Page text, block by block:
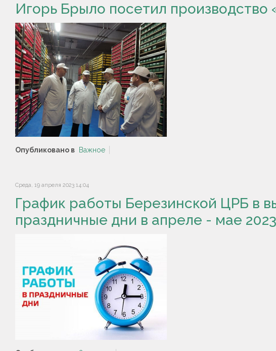
Игорь Брыло посетил
Опубликовано в Важное
Среда, 19 апреля 2023 14:04
График работы Березинской ЦРБ в
праздничные дни в апреле - мае